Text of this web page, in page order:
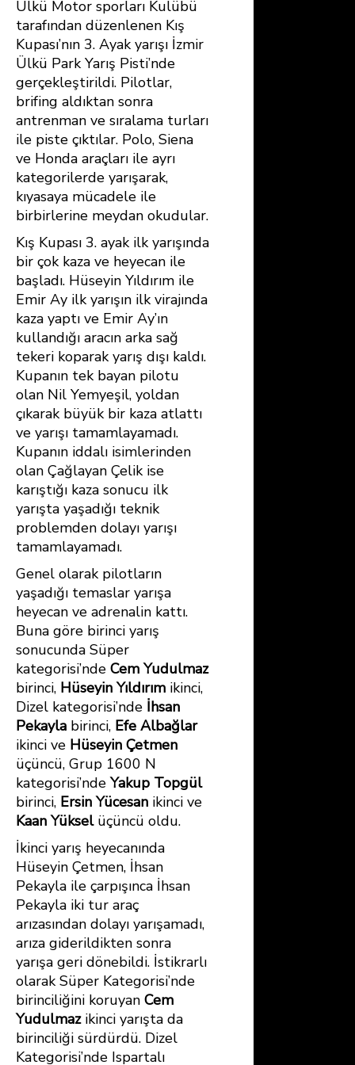
b
o
ok
e
st
s
A
p
p
e
Ülkü Motor sporları Kulübü
tarafından düzenlenen Kış
Kupası’nın 3. Ayak yarışı İzmir
Ülkü Park Yarış Pisti’nde
gerçekleştirildi. Pilotlar,
brifing aldıktan sonra
antrenman ve sıralama turları
ile piste çıktılar. Polo, Siena
ve Honda araçları ile ayrı
kategorilerde yarışarak,
kıyasaya mücadele ile
birbirlerine meydan okudular.
Kış Kupası 3. ayak ilk yarışında
bir çok kaza ve heyecan ile
başladı. Hüseyin Yıldırım ile
Emir Ay ilk yarışın ilk virajında
kaza yaptı ve Emir Ay’ın
kullandığı aracın arka sağ
tekeri koparak yarış dışı kaldı.
Kupanın tek bayan pilotu
olan Nil Yemyeşil, yoldan
çıkarak büyük bir kaza atlattı
ve yarışı tamamlayamadı.
Kupanın iddalı isimlerinden
olan Çağlayan Çelik ise
karıştığı kaza sonucu ilk
yarışta yaşadığı teknik
problemden dolayı yarışı
tamamlayamadı.
Genel olarak pilotların
yaşadığı temaslar yarışa
heyecan ve adrenalin kattı.
Buna göre birinci yarış
sonucunda Süper
kategorisi’nde Cem Yudulmaz
birinci, Hüseyin Yıldırım ikinci,
Dizel kategorisi’nde İhsan
Pekayla birinci, Efe Albağlar
ikinci ve Hüseyin Çetmen
üçüncü, Grup 1600 N
kategorisi’ndeYakup Topgül
birinci, Ersin Yücesan ikinci ve
Kaan Yükselüçüncü oldu.
İkinci yarış heyecanında
Hüseyin Çetmen, İhsan
Pekayla ile çarpışınca İhsan
Pekayla iki tur araç
arızasından dolayı yarışamadı,
arıza giderildikten sonra
yarışa geri dönebildi. İstikrarlı
olarak Süper Kategorisi’nde
birinciliğini koruyan Cem
Yudulmazikinci yarışta da
birinciliği sürdürdü. Dizel
Kategorisi’nde Ispartalı